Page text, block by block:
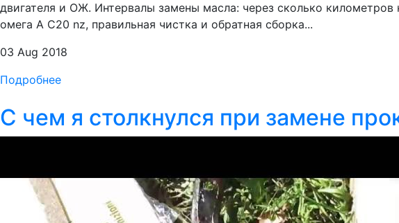
двигателя и ОЖ. Интервалы замены масла: через сколько
омега А C20 nz, правильная чистка и обратная сборка...
03 Aug 2018
Подробнее
С чем я столкнулся при замене